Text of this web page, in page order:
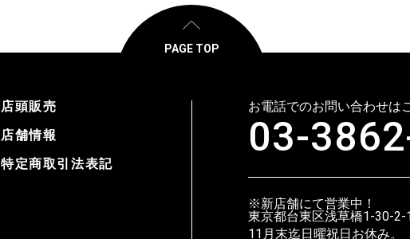
PAGE TOP
店頭販売
店舗情報
特定商取引法表記
お電話でのお問い合わせは
03-
※新店舗にて営業中！
東京都台東区浅草橋1-30-2-
11月末迄日曜祝日お休み。